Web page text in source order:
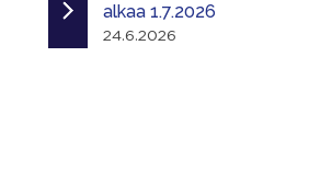
alkaa 1.7.2026
24.6.2026